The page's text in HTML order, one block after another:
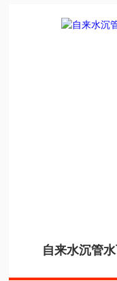
自来水沉管